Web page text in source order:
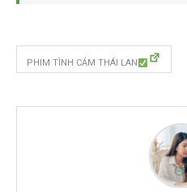
PHIM TÌNH CẢM THÁI LAN